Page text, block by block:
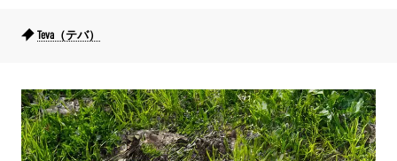
Teva（テバ）